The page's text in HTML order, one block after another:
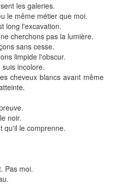
les galeries.
le même métier que moi.
long l'excavation.
cherchons pas la lumière.
sans cesse.
limpide l'obscur.
incolore.
cheveux blancs avant même
noir.
qu'il le comprenne.
Pas moi.